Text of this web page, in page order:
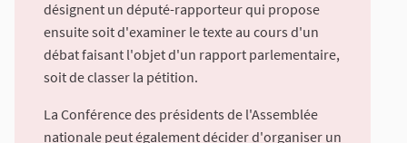
désignent un député-rapporteur qui propose
ensuite soit d'examiner le texte au cours d'un
débat faisant l'objet d'un rapport parlementaire,
soit de classer la pétition.
La Conférence des présidents de l'Assemblée
nationale peut également décider d'organiser un